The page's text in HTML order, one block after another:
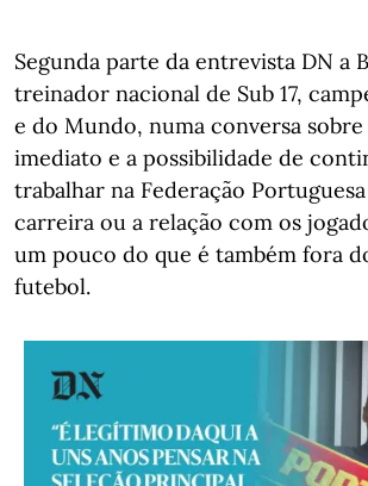
Segunda parte da entrevista DN a
treinador nacional de Sub 17,
e do Mundo, numa conversa
imediato e a possibilidade de
trabalhar na Federação
carreira ou a relação com os
um pouco do que é também fora
futebol.